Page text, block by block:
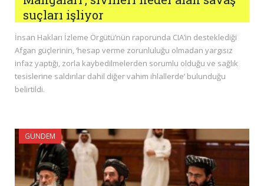
suçları işliyor
İnsan Hakları İzleme Örgütü’nün raporunda CIA’in desteklediği
Afgan güçlerinin, ‘hesap verme zorunluluğu olmadan yargısız
infaz yaptığı, zorla kaybedilmelerden sorumlu olduğu ve sağlık
tesislerine saldırılar dahil diğer vahim ihlallerde’ bulunduğu
belirtildi.
GÜNDEM